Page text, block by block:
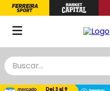
Buscar...
TÉRMINOS MÁS BUSCADOS